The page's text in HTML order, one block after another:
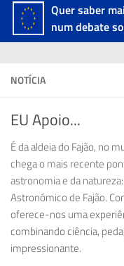
Quer saber
num debate
NOTÍCIA
EU Apoio...
É da aldeia do Fajão, no
chega o mais recente
astronomia e da
Astronómico de Fajão.
oferece-nos uma
combinando ciência,
impressionante.